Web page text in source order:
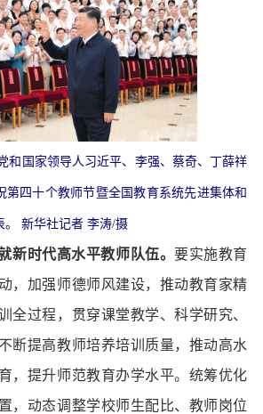
和国家领导人习近平、李强、蔡奇、丁薛祥
第四十个教师节暨全国教育系统先进集体和
。 新华社记者 李涛/摄
新时代高水平教师队伍。要实施教育
，加强师德师风建设，推动教育家精
全过程，贯穿课堂教学、科学研究、
断提高教师培养培训质量，推动高水
，提升师范教育办学水平。统筹优化
，动态调整学校师生配比、教师岗位